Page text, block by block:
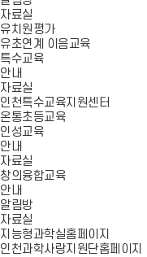
자료실
유치원평가
유초연계 이음교육
특수교육
안내
자료실
인천특수교육지원센터
온통초등교육
인성교육
안내
자료실
창의융합교육
안내
알림방
자료실
지능형과학실홈페이지
인천과학사랑지원단홈페이지